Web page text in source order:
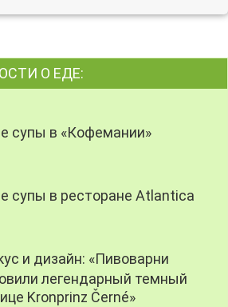
О ЕДЕ:
супы в «Кофемании»
супы в ресторане Atlantica
и дизайн: «Пивоварни
легендарный темный
Kronprinz Černé»